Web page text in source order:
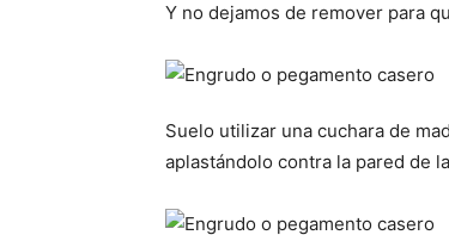
Y no dejamos de remover para
Suelo utilizar una cuchara de
aplastándolo contra la pared de